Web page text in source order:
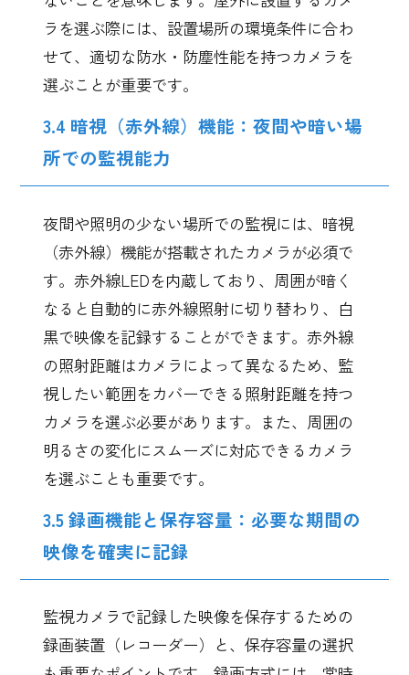
ラを選ぶ際には、設置場所の環境条件に合わ
せて、適切な防水・防塵性能を持つカメラを
選ぶことが重要です。
3.4 暗視（赤外線）機能：夜間や暗い場
所での監視能力
夜間や照明の少ない場所での監視には、暗視
（赤外線）機能が搭載されたカメラが必須で
す。赤外線LEDを内蔵しており、周囲が暗く
なると自動的に赤外線照射に切り替わり、白
黒で映像を記録することができます。赤外線
の照射距離はカメラによって異なるため、監
視したい範囲をカバーできる照射距離を持つ
カメラを選ぶ必要があります。また、周囲の
明るさの変化にスムーズに対応できるカメラ
を選ぶことも重要です。
3.5 録画機能と保存容量：必要な期間の
映像を確実に記録
監視カメラで記録した映像を保存するための
録画装置（レコーダー）と、保存容量の選択